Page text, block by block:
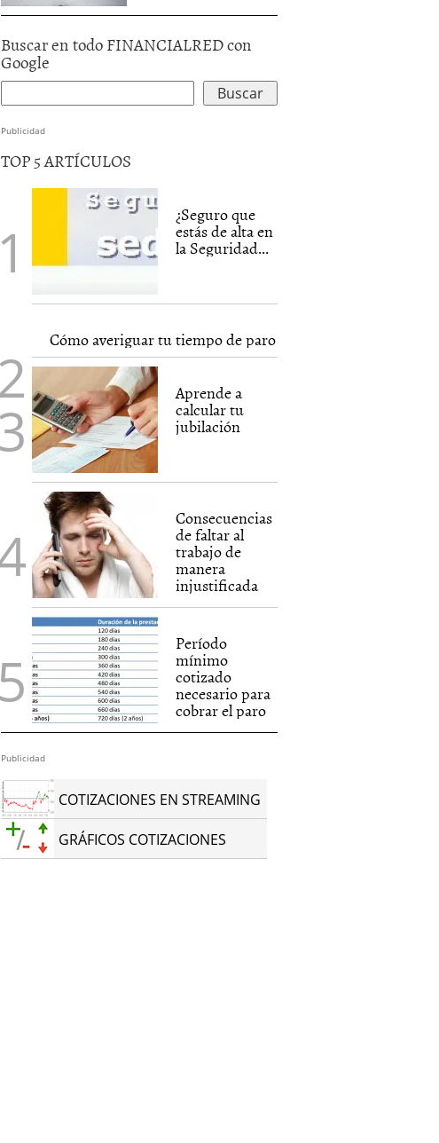
Buscar en todo FINANCIALRED con
Google
Publicidad
TOP 5 ARTÍCULOS
¿Seguro que
estás de alta en
la Seguridad...
Cómo averiguar tu tiempo de paro
Aprende a
calcular tu
jubilación
Consecuencias
de faltar al
trabajo de
manera
injustificada
Período
mínimo
cotizado
necesario para
cobrar el paro
Publicidad
COTIZACIONES EN STREAMING
GRÁFICOS COTIZACIONES